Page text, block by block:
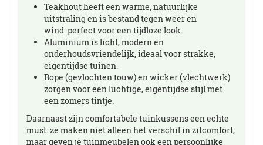
Teakhout heeft een warme, natuurlijke
uitstraling en is bestand tegen weer en
wind: perfect voor een tijdloze look.
Aluminium is licht, modern en
onderhoudsvriendelijk, ideaal voor strakke,
eigentijdse tuinen.
Rope (gevlochten touw) en wicker (vlechtwerk)
zorgen voor een luchtige, eigentijdse stijl met
een zomers tintje.
Daarnaast zijn comfortabele tuinkussens een echte
must: ze maken niet alleen het verschil in zitcomfort,
maar geven je tuinmeubelen ook een persoonlijke